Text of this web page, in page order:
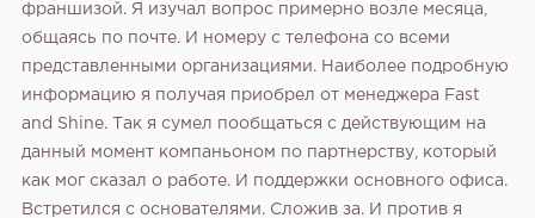
франшизой. Я изучал вопрос примерно возле месяца,
общаясь по почте. И номеру с телефона со всеми
представленными организациями. Наиболее подробную
информацию я получая приобрел от менеджера Fast
and Shine. Так я сумел пообщаться с действующим на
данный момент компаньоном по партнерству, который
как мог сказал о работе. И поддержки основного офиса.
Встретился с основателями. Сложив за. И против я